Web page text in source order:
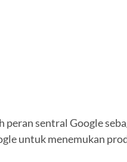
sentral Google
untuk menemukan